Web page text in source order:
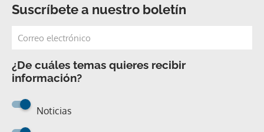
Suscríbete a nuestro boletín
¿De cuáles temas quieres recibir
información?
Noticias